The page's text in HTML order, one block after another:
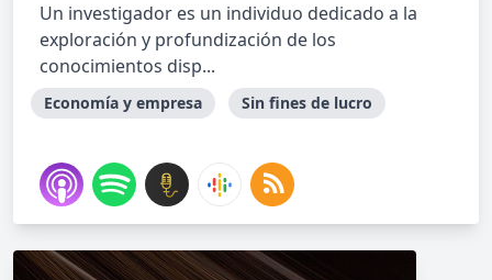
Un investigador es un individuo dedicado a la
exploración y profundización de los
conocimientos disp...
Economía y empresa Sin fines de lucro